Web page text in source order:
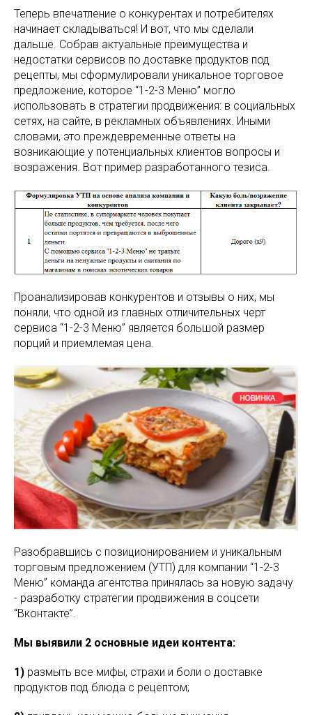
Теперь впечатление о конкурентах и потребителях
начинает складываться! И вот, что мы сделали
дальше. Собрав актуальные преимущества и
недостатки сервисов по доставке продуктов под
рецепты, мы сформулировали уникальное торговое
предложение, которое “1-2-3 Меню” могло
использовать в стратегии продвижения: в социальных
сетях, на сайте, в рекламных объявлениях. Иными
словами, это преждевременные ответы на
возникающие у потенциальных клиентов вопросы и
возражения. Вот пример разработанного тезиса.
Проанализировав конкурентов и отзывы о них, мы
поняли, что одной из главных отличительных черт
сервиса “1-2-3 Меню” является большой размер
порций и приемлемая цена.
Разобравшись с позиционированием и уникальным
торговым предложением (УТП) для компании “1-2-3
Меню” команда агентства принялась за новую задачу
- разработку стратегии продвижения в соцсети
“Вконтакте”.
Мы выявили 2 основные идеи контента:
1) размыть все мифы, страхи и боли о доставке
продуктов под блюда с рецептом;